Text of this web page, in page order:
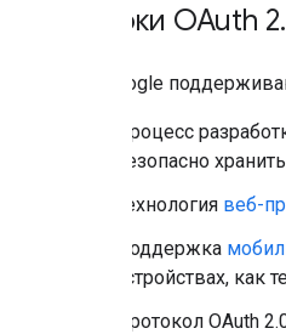
Потоки OAuth 2.
API Google
Процесс
безопасно
Технология веб-
Поддержка
устройствах,
Протокол OAuth